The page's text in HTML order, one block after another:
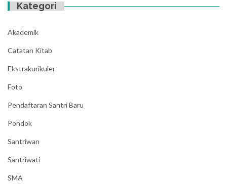
Kategori
Akademik
Catatan Kitab
Ekstrakurikuler
Foto
Pendaftaran Santri Baru
Pondok
Santriwan
Santriwati
SMA